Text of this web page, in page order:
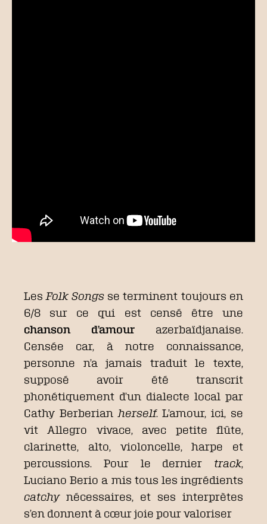
Les Folk Songsse terminent toujours en
6/8 sur ce qui est censé être une
chanson d’amour azerbaïdjanaise.
Censée car, à notre connaissance,
personne n’a jamais traduit le texte,
supposé avoir été transcrit
phonétiquement d’un dialecte local par
Cathy Berberian herself. L’amour, ici, se
vit Allegro vivace, avec petite flûte,
clarinette, alto, violoncelle, harpe et
percussions. Pour le dernier track,
Luciano Berio a mis tous les ingrédients
catchynécessaires, et ses interprètes
s’en donnent à cœur joie pour valoriser